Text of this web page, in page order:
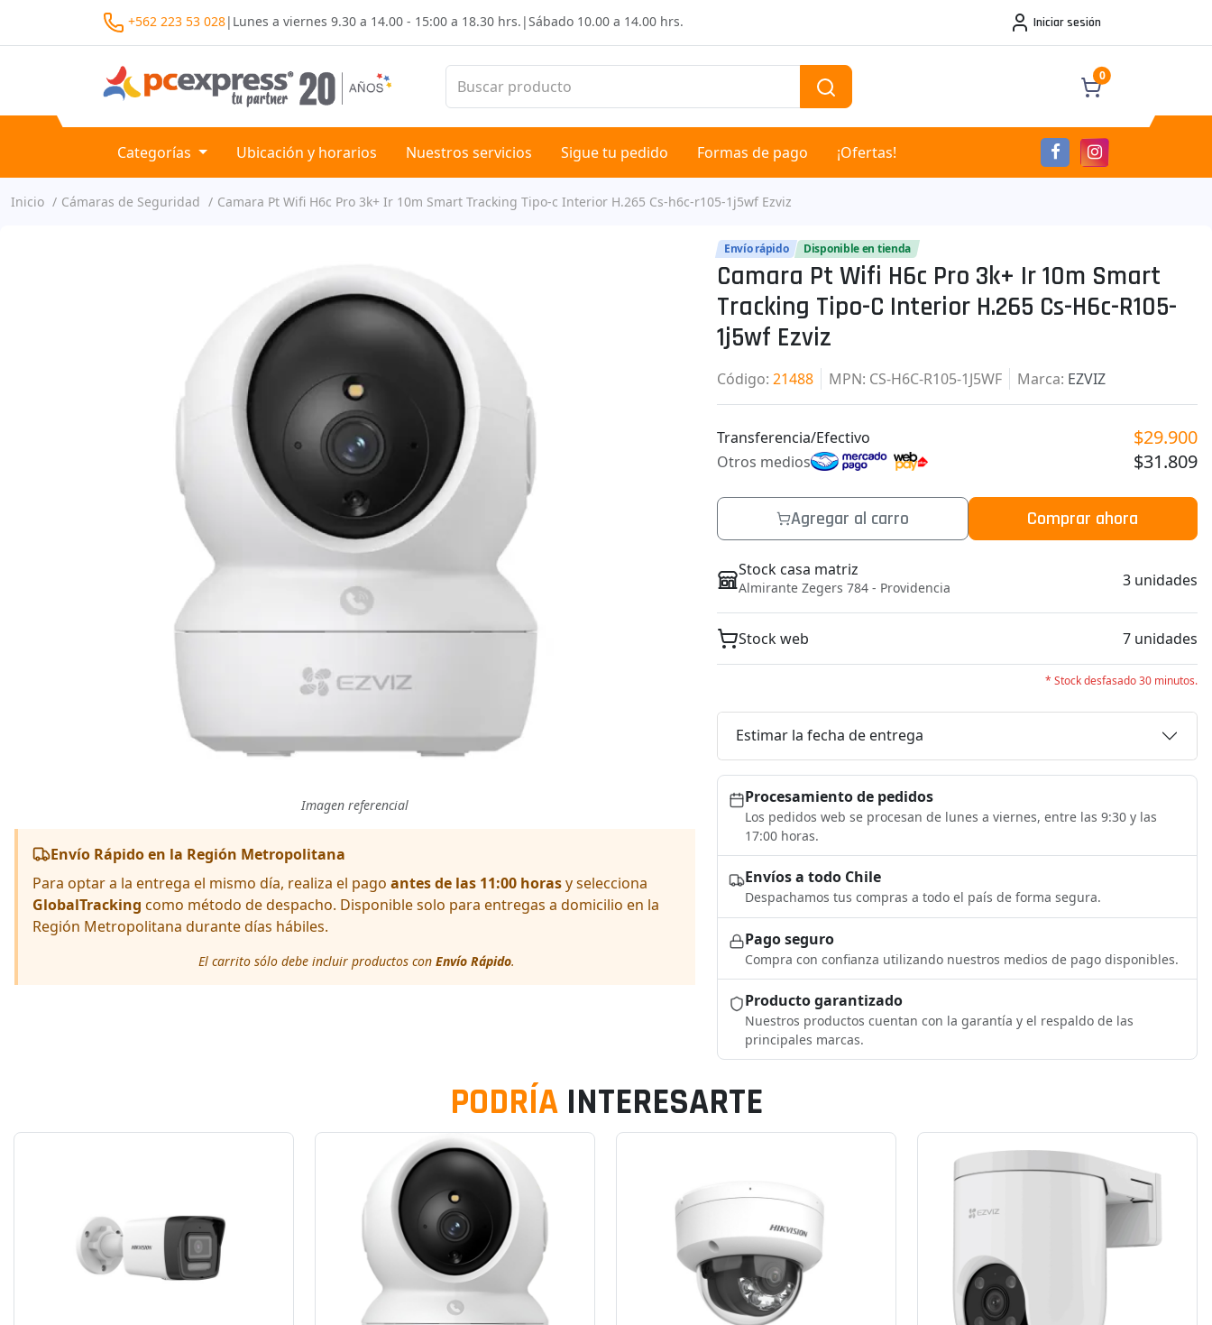
+562 223 53 028| Lunes a viernes 9.30 a 14.00 - 15:00 a 18.30 hrs. |Sábado 10.00 a 14.00 hrs. Iniciar sesión
0
Categorías Ubicación y horarios Nuestros servicios Sigue tu pedido Formas de pago ¡Ofertas!
Inicio Cámaras de Seguridad Camara Pt Wifi H6c Pro 3k+ Ir 10m Smart Tracking Tipo-c Interior H.265 Cs-h6c-r105-1j5wf Ezviz
Imagen referencial
Envío Rápido en la Región Metropolitana
Para optar a la entrega el mismo día, realiza el pago antes de las 11:00 horasy selecciona
GlobalTracking como método de despacho. Disponible solo para entregas a domicilio en la
Región Metropolitana durante días hábiles.
El carrito sólo debe incluir productos conEnvío Rápido.
Envío rápido Disponible en tienda
Camara Pt Wifi H6c Pro 3k+ Ir 10m Smart
Tracking Tipo-C Interior H.265 Cs-H6c-R105-
1j5wf Ezviz
Código:21488 MPN: CS-H6C-R105-1J5WF Marca: EZVIZ
Transferencia/Efectivo $29.900
Otros medios $31.809
Agregar al carro Comprar ahora
Stock casa matriz
Almirante Zegers 784 - Providencia 3 unidades
Stock web 7 unidades
* Stock desfasado 30 minutos.
Estimar la fecha de entrega
Procesamiento de pedidos
Los pedidos web se procesan de lunes a viernes, entre las 9:30 y las
17:00 horas.
Envíos a todo Chile
Despachamos tus compras a todo el país de forma segura.
Pago seguro
Compra con confianza utilizando nuestros medios de pago disponibles.
Producto garantizado
Nuestros productos cuentan con la garantía y el respaldo de las
principales marcas.
PODRÍAINTERESARTE